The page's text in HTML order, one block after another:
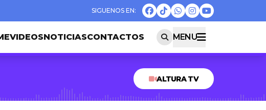
VIDEOSNOTICIASCONTACTOS MENU
ALTURA TV